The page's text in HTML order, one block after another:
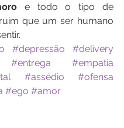
e todo o tipo de
que um ser humano
#depressão
#delivery
#entrega
#empatia
#assédio
#ofensa
#ego #amor